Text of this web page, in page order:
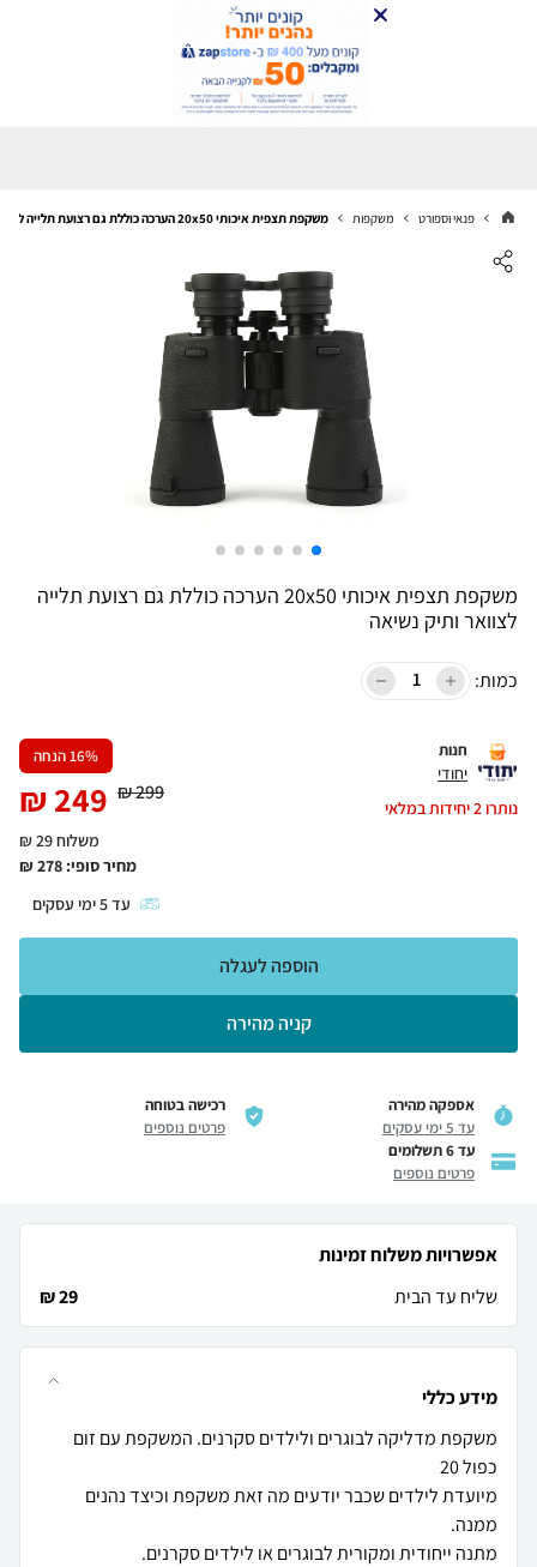
פנאי וספורט משקפות משקפת תצפית איכותי 20x50 הערכה כוללת גם רצועת תלייה לצוואר ותיק נשיאה
משקפת תצפית איכותי 20x50 הערכה כוללת גם רצועת תלייה
לצוואר ותיק נשיאה
כמות:
חנות
יחודי
נותרו2יחידות במלאי
16% הנחה
299
₪
249
₪
משלוח 29 ₪
מחיר סופי: 278
₪
עד5ימי עסקים
קניה מהירה
הוספה לעגלה
אספקה מהירה
עד 5 ימי עסקים
רכישה בטוחה
פרטים נוספים
עד 6 תשלומים
פרטים נוספים
אפשרויות משלוח זמינות
שליח עד הבית
29 ₪
מידע כללי
משקפת מדליקה לבוגרים ולילדים סקרנים. המשקפת עם זום
מיועדת לילדים שכבר יודעים מה זאת משקפת וכיצד נהנים